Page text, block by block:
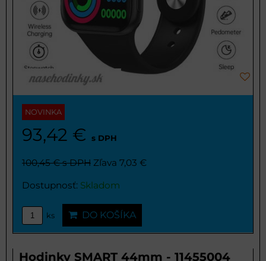
NOVINKA
93,42 € s DPH
100,45 €s DPH Zľava 7,03 €
Dostupnosť: Skladom
ks DO KOŠÍKA
Hodinky SMART 44mm - 11455004